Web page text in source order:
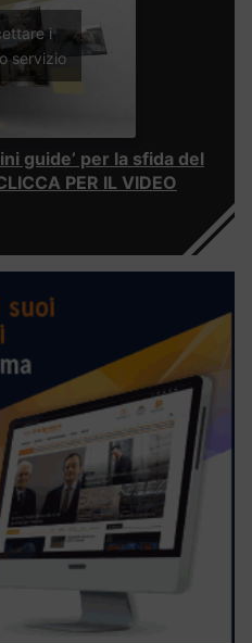
i
servizio
guide’ per la sfida del
PER IL VIDEO